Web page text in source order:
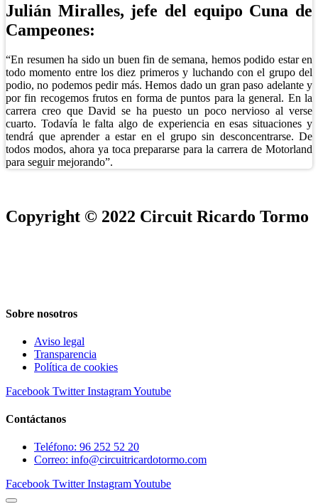
Julián Miralles, jefe del equipo Cuna de
Campeones:
“En resumen ha sido un buen fin de semana, hemos podido estar en
todo momento entre los diez primeros y luchando con el grupo del
podio, no podemos pedir más. Hemos dado un gran paso adelante y
por fin recogemos frutos en forma de puntos para la general. En la
carrera creo que David se ha puesto un poco nervioso al verse
cuarto. Todavía le falta algo de experiencia en esas situaciones y
tendrá que aprender a estar en el grupo sin desconcentrarse. De
todos modos, ahora ya toca prepararse para la carrera de Motorland
para seguir mejorando”.
Copyright © 2022 Circuit Ricardo Tormo
Sobre nosotros
Aviso legal
Transparencia
Política de cookies
Facebook Twitter InstagramYoutube
Contáctanos
Teléfono: 96 252 52 20
Correo: info@circuitricardotormo.com
Facebook Twitter InstagramYoutube